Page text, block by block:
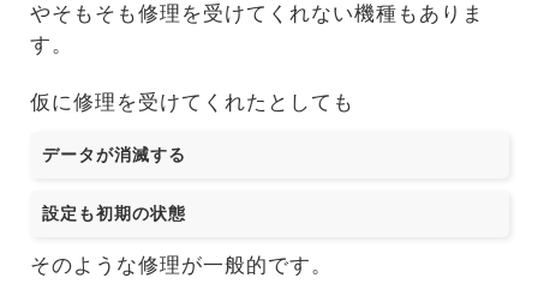
やそもそも修理を受けてくれない機種もありま
す。
仮に修理を受けてくれたとしても
データが消滅する
設定も初期の状態
そのような修理が一般的です。